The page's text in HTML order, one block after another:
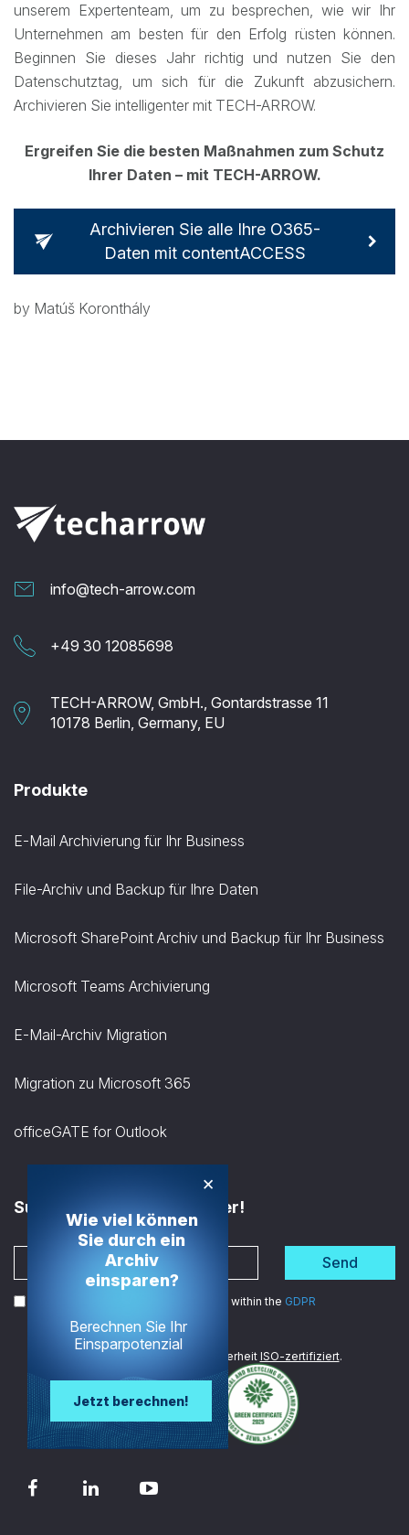
unserem Expertenteam, um zu besprechen, wie wir Ihr
Unternehmen am besten für den Erfolg rüsten können.
Beginnen Sie dieses Jahr richtig und nutzen Sie den
Datenschutztag, um sich für die Zukunft abzusichern.
Archivieren Sie intelligenter mit TECH-ARROW.
Ergreifen Sie die besten Maßnahmen zum Schutz
Ihrer Daten – mit TECH-ARROW.
Archivieren Sie alle Ihre O365-
Daten mit contentACCESS
by Matúš Koronthály
info@tech-arrow.com
+49 30 12085698
TECH-ARROW, GmbH., Gontardstrasse 11
10178 Berlin, Germany, EU
Produkte
E-Mail Archivierung für Ihr Business
File-Archiv und Backup für Ihre Daten
Microsoft SharePoint Archiv und Backup für Ihr Business
Microsoft Teams Archivierung
E-Mail-Archiv Migration
Migration zu Microsoft 365
officeGATE for Outlook
Subscribe to the Newsletter!
Send
I agree to the processing of my data within the GDPR
Wir sind im Bereich Datensicherheit ISO-zertifiziert.
×
Wie viel können
Sie durch ein
Archiv
einsparen?
Berechnen Sie Ihr
Einsparpotenzial
Jetzt berechnen!